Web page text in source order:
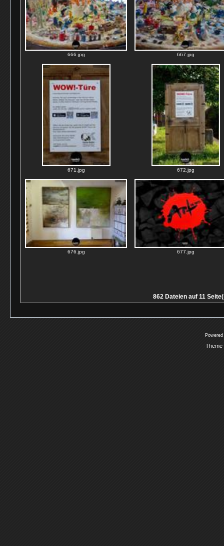
666.jpg 667.jpg
671.jpg 672.jpg
676.jpg 677.jpg
862 Dateien auf 11
Theme